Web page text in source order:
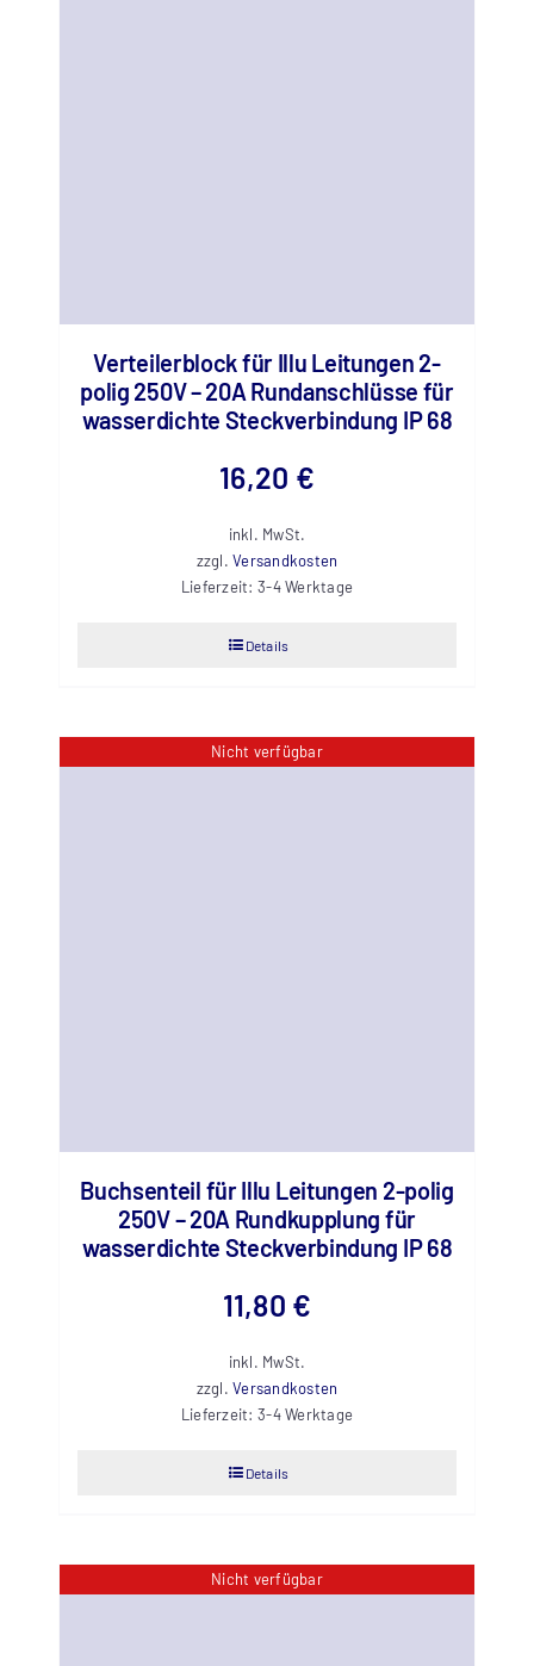
Verteilerblock für Illu Leitungen 2-
polig 250V – 20A Rundanschlüsse für
wasserdichte Steckverbindung IP 68
16,20 €
inkl. MwSt.
zzgl.Versandkosten
Lieferzeit: 3-4 Werktage
Details
Nicht verfügbar
Buchsenteil für Illu Leitungen 2-polig
250V – 20A Rundkupplung für
wasserdichte Steckverbindung IP 68
11,80 €
inkl. MwSt.
zzgl.Versandkosten
Lieferzeit: 3-4 Werktage
Details
Nicht verfügbar